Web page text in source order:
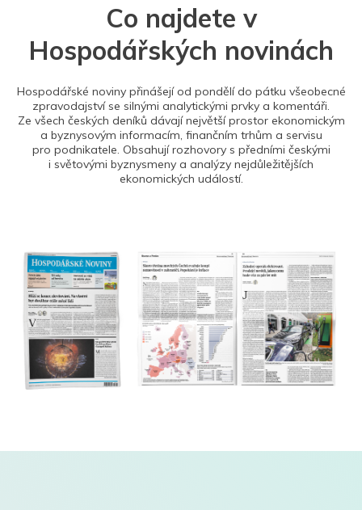
Co najdete v
Hospodářských novinách
Hospodářské noviny přinášejí od pondělí do pátku všeobecné
zpravodajství se silnými analytickými prvky a komentáři.
Ze všech českých deníků dávají největší prostor ekonomickým
a byznysovým informacím, finančním trhům a servisu
pro podnikatele. Obsahují rozhovory s předními českými
i světovými byznysmeny a analýzy nejdůležitějších
ekonomických událostí.